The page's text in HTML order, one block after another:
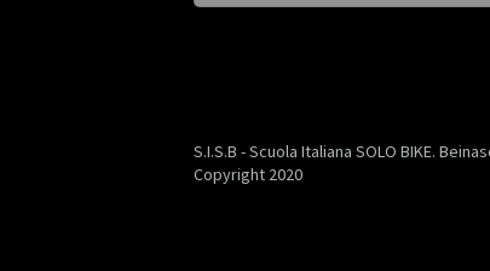
S.I.S.B - Scuola Italiana SOLO BIKE.
Copyright 2020